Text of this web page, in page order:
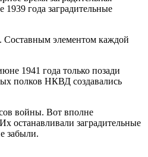
года заградительные
Составным элементом каждой
1941 года только позади
полков НКВД создавались
войны. Вот вполне
останавливали заградительные
забыли.